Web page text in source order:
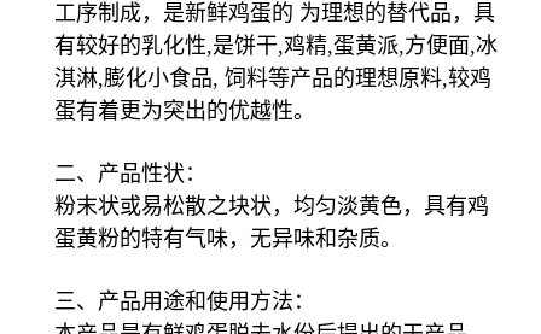
工序制成，是新鲜鸡蛋的 为理想的替代品，具
有较好的乳化性,是饼干,鸡精,蛋黄派,方便面,冰
淇淋,膨化小食品, 饲料等产品的理想原料,较鸡
蛋有着更为突出的优越性。
二、产品性状：
粉末状或易松散之块状，均匀淡黄色，具有鸡
蛋黄粉的特有气味，无异味和杂质。
三、产品用途和使用方法：